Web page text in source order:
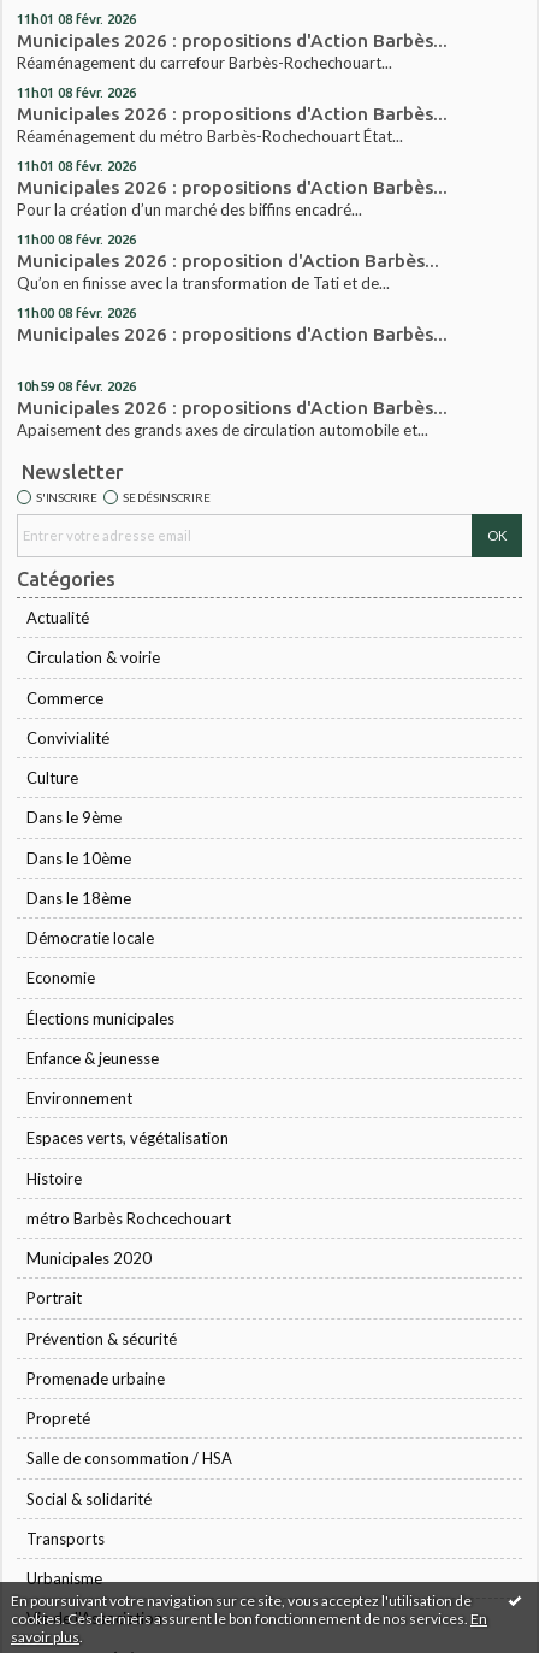
En poursuivant votre navigation sur ce site, vous acceptez l'utilisation de
cookies. Ces derniers assurent le bon fonctionnement de nos services. En
savoir plus
11h01 08 févr. 2026
Municipales 2026 : propositions d'Action Barbès...
Réaménagement du carrefour Barbès-Rochechouart...
11h01 08 févr. 2026
Municipales 2026 : propositions d'Action Barbès...
Réaménagement du métro Barbès-Rochechouart État...
11h01 08 févr. 2026
Municipales 2026 : propositions d'Action Barbès...
Pour la création d’un marché des biffins encadré...
11h00 08 févr. 2026
Municipales 2026 : proposition d'Action Barbès...
Qu’on en finisse avec la transformation de Tati et de...
11h00 08 févr. 2026
Municipales 2026 : propositions d'Action Barbès...
10h59 08 févr. 2026
Municipales 2026 : propositions d'Action Barbès...
Apaisement des grands axes de circulation automobile et...
Newsletter
S'INSCRIRE SE DÉSINSCRIRE
Catégories
Actualité
Circulation & voirie
Commerce
Convivialité
Culture
Dans le 9ème
Dans le 10ème
Dans le 18ème
Démocratie locale
Economie
Élections municipales
Enfance & jeunesse
Environnement
Espaces verts, végétalisation
Histoire
métro Barbès Rochcechouart
Municipales 2020
Portrait
Prévention & sécurité
Promenade urbaine
Propreté
Salle de consommation / HSA
Social & solidarité
Transports
Urbanisme
Vie de l'Association